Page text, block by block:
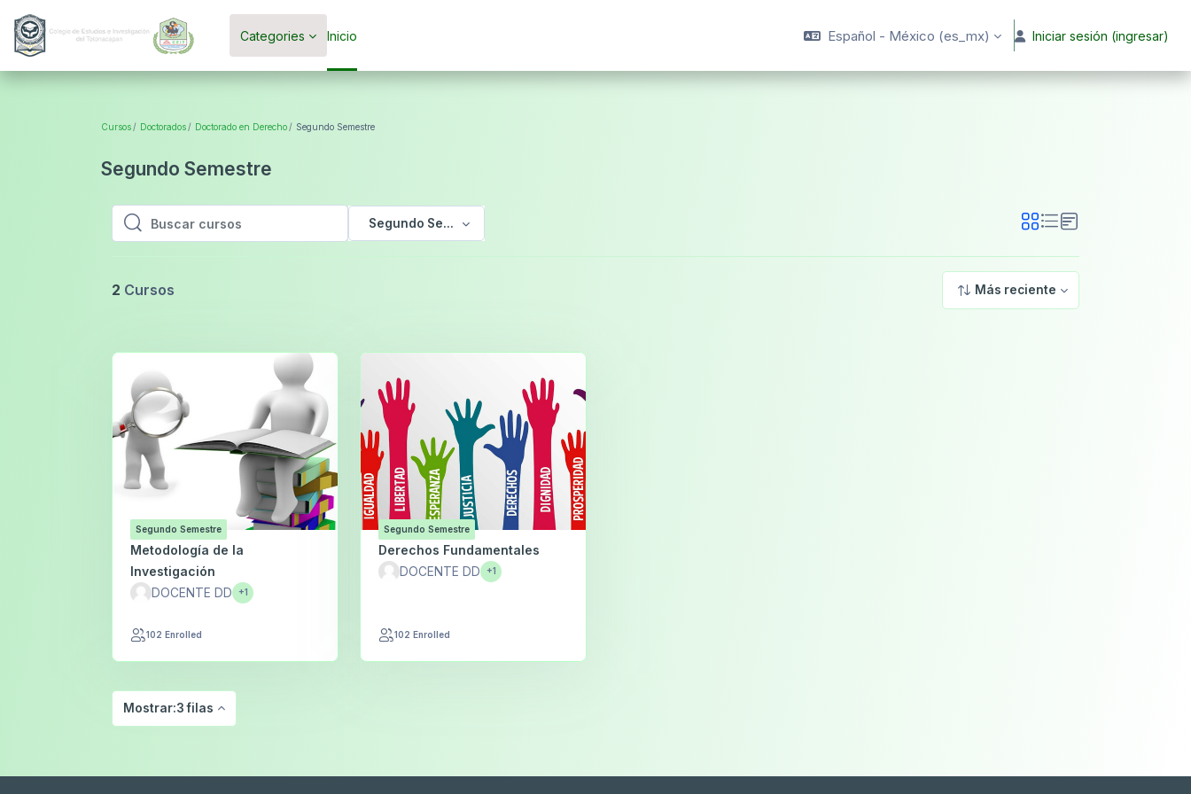
Categories
Inicio Español - México ‎(es_mx)‎ Iniciar sesión (ingresar)
Cursos Doctorados Doctorado en Derecho Segundo Semestre
Segundo Semestre
Buscar cursos
Buscar cursos
Segundo Semestre
2 Cursos Más reciente
Segundo Semestre
Metodología de la
Investigación
DOCENTE DD +1
102 Enrolled
Segundo Semestre
Derechos Fundamentales
DOCENTE DD +1
102 Enrolled
Mostrar:3 filas